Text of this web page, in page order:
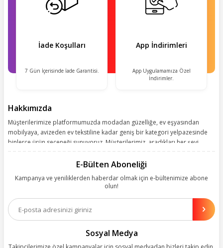
İade Koşulları
7 Gün İçerisinde İade Garantisi.
App İndirimleri
App Uygulamamıza Özel
İndirimler.
Hakkımızda
Müşterilerimize platformumuzda modadan güzelliğe, ev eşyasından
mobilyaya, avizeden ev tekstiline kadar geniş bir kategori yelpazesinde
binlerce ürün seçeneği sunuyoruz. Müşterilerimiz, aradıkları her şeyi
kolay, kusursuz ve keyifli bir alışveriş yolculuğu sunarken deneyiminize
olanakları sunuyoruz. Çalışmalarımızı müşterilerimizin memnuniyetini
esas alarak yürütüyoruz.
E-Bülten Aboneliği
Kampanya ve yeniliklerden haberdar olmak için e-bültenimize abone
olun!
Sosyal Medya